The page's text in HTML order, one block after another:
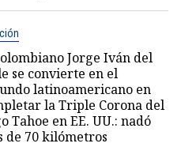
Jorge Iván del
se convierte en el
latinoamericano en
la Triple Corona del
Tahoe en EE. UU.: nadó
de 70 kilómetros